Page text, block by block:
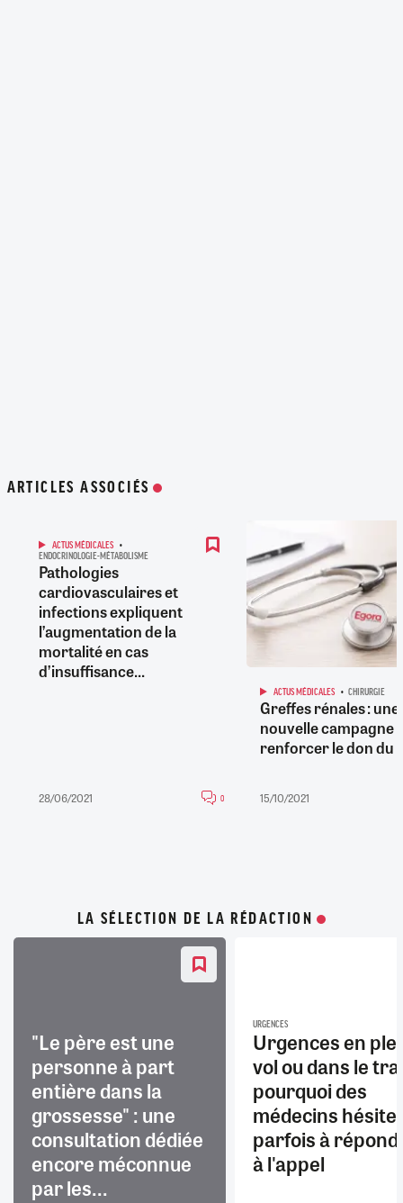
ARTICLES ASSOCIÉS
ACTUS MÉDICALES
ENDOCRINOLOGIE-MÉTABOLISME
Pathologies
cardiovasculaires et
infections expliquent
l’augmentation de la
mortalité en cas
d’insuffisance...
28/06/2021 0
ACTUS MÉDICALES CHIRURGIE
Greffes rénales : une
nouvelle campagne
renforcer le don du
15/10/2021
LA SÉLECTION DE LA RÉDACTION
"Le père est une
personne à part
entière dans la
grossesse" : une
consultation dédiée
encore méconnue
par les...
URGENCES
Urgences en
vol ou dans le
pourquoi des
médecins
parfois à
à l'appel